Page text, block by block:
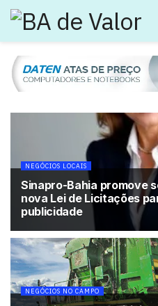
NEGÓCIOS LOCAIS
Sinapro-Bahia promove
nova Lei de Licitações
publicidade
NEGÓCIOS NO CAMPO